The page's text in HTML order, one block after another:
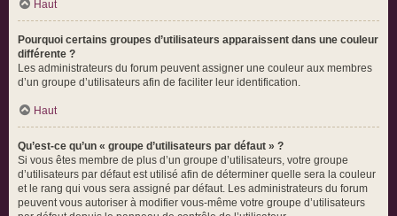
Haut
Pourquoi certains groupes d’utilisateurs apparaissent dans une couleur
différente ?
Les administrateurs du forum peuvent assigner une couleur aux membres
d’un groupe d’utilisateurs afin de faciliter leur identification.
Haut
Qu’est-ce qu’un « groupe d’utilisateurs par défaut » ?
Si vous êtes membre de plus d’un groupe d’utilisateurs, votre groupe
d’utilisateurs par défaut est utilisé afin de déterminer quelle sera la couleur
et le rang qui vous sera assigné par défaut. Les administrateurs du forum
peuvent vous autoriser à modifier vous-même votre groupe d’utilisateurs